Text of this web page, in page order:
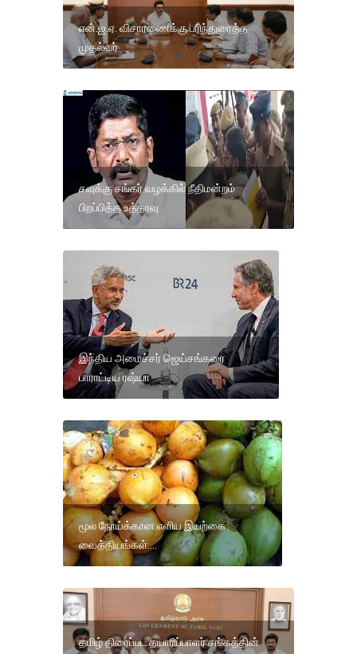
என்.ஐ.ஏ. விசாரணைக்கு பரிந்துரைத்த
முதல்வர்
சவுக்கு சங்கர் வழக்கில் நீதிமன்றம்
பிறப்பித்த உத்தரவு
இந்திய அமைச்சர் ஜெய்சங்கரை
பாராட்டிய ரஷ்யா
மூல நோய்க்கான எளிய இயற்கை
வைத்தியங்கள்....
தமிழ் திரைப்பட தயாரிப்பாளர் சங்கத்தின்